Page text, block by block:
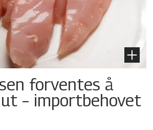
forventes å
– importbehovet